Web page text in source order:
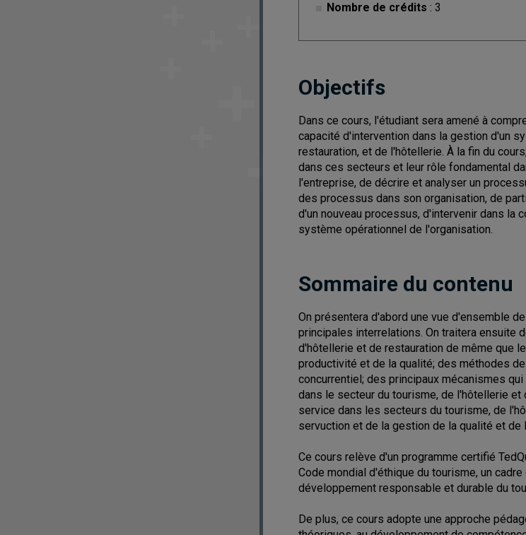
Nombre de crédits : 3
Objectifs
Dans ce cours, l'étudiant sera amené à
capacité d'intervention dans la gestion d'un
restauration, et de l'hôtellerie. À la fin du
dans ces secteurs et leur rôle fondamental
l'entreprise, de décrire et analyser un
des processus dans son organisation, de
d'un nouveau processus, d'intervenir dans la
système opérationnel de l'organisation.
Sommaire du contenu
On présentera d'abord une vue d'ensemble
principales interrelations. On traitera ensuite
d'hôtellerie et de restauration de même que
productivité et de la qualité; des méthodes
concurrentiel; des principaux mécanismes
dans le secteur du tourisme, de l'hôtellerie
service dans les secteurs du tourisme, de
servuction et de la gestion de la qualité et
Ce cours relève d'un programme certifié
Code mondial d'éthique du tourisme, un
développement responsable et durable du
De plus, ce cours adopte une approche